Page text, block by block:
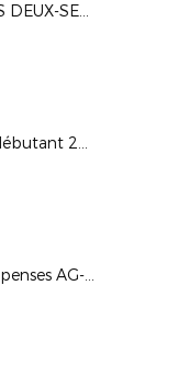
FINALE COUPE DES DEUX-SEVRES
Journée des 1000 débutant 2018
Remise des Récompenses AG-04/11/2017